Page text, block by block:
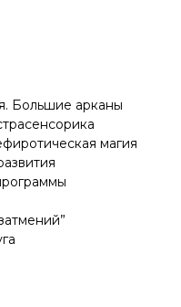
Большие арканы
магия